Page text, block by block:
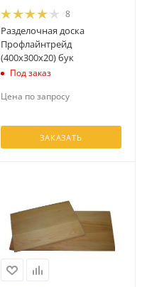
8
Разделочная доска
Профлайнтрейд
(400х300х20) бук
Под заказ
Цена по запросу
ЗАКАЗАТЬ